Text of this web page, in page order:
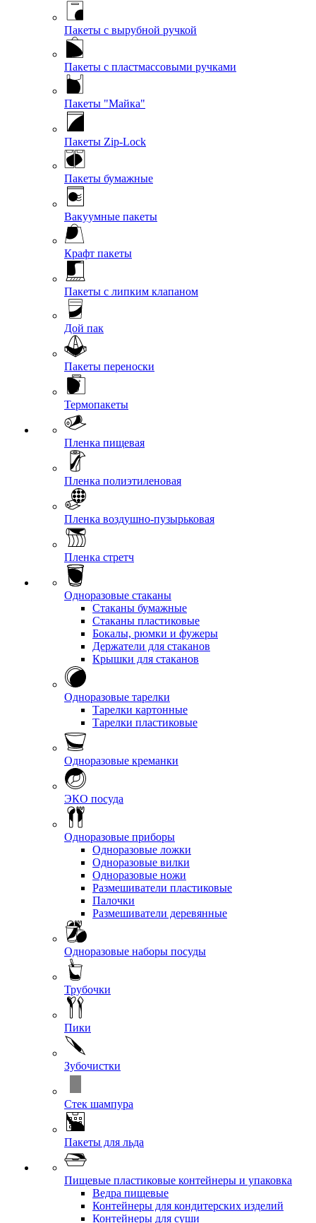
Пакеты с вырубной ручкой
Пакеты с пластмассовыми ручками
Пакеты "Майка"
Пакеты Zip-Lock
Пакеты бумажные
Вакуумные пакеты
Крафт пакеты
Пакеты с липким клапаном
Дой пак
Пакеты переноски
Термопакеты
Пленка пищевая
Пленка полиэтиленовая
Пленка воздушно-пузырьковая
Пленка стретч
Одноразовые стаканы
Стаканы бумажные
Стаканы пластиковые
Бокалы, рюмки и фужеры
Держатели для стаканов
Крышки для стаканов
Одноразовые тарелки
Тарелки картонные
Тарелки пластиковые
Одноразовые креманки
ЭКО посуда
Одноразовые приборы
Одноразовые ложки
Одноразовые вилки
Одноразовые ножи
Размешиватели пластиковые
Палочки
Размешиватели деревянные
Одноразовые наборы посуды
Трубочки
Пики
Зубочистки
Стек шампура
Пакеты для льда
Пищевые пластиковые контейнеры и упаковка
Ведра пищевые
Контейнеры для кондитерских изделий
Контейнеры для суши